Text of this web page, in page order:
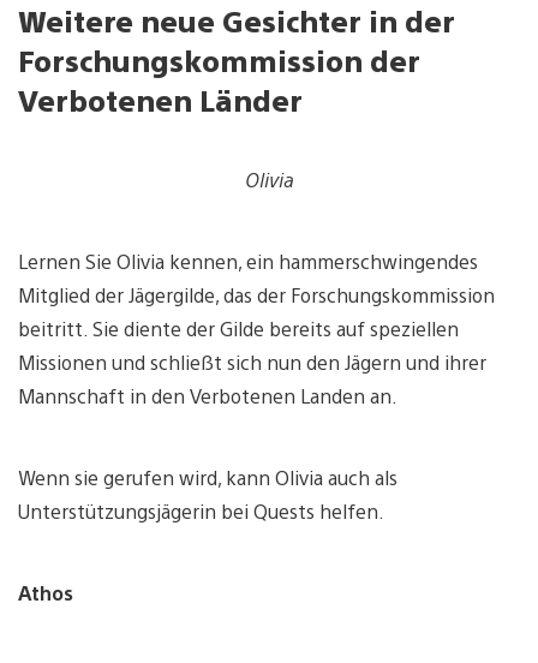
Weitere neue Gesichter in der
Forschungskommission der
Verbotenen Länder
Olivia
Lernen Sie Olivia kennen, ein hammerschwingendes
Mitglied der Jägergilde, das der Forschungskommission
beitritt. Sie diente der Gilde bereits auf speziellen
Missionen und schließt sich nun den Jägern und ihrer
Mannschaft in den Verbotenen Landen an.
Wenn sie gerufen wird, kann Olivia auch als
Unterstützungsjägerin bei Quests helfen.
Athos